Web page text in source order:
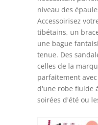
niveau des
Accessoirisez
tibétains, un
une bague
tenue. Des
celles de la
parfaitement
d'une robe fluide
soirées d'été ou